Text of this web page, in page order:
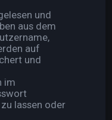
und
aus dem
auf
und
im
lassen oder